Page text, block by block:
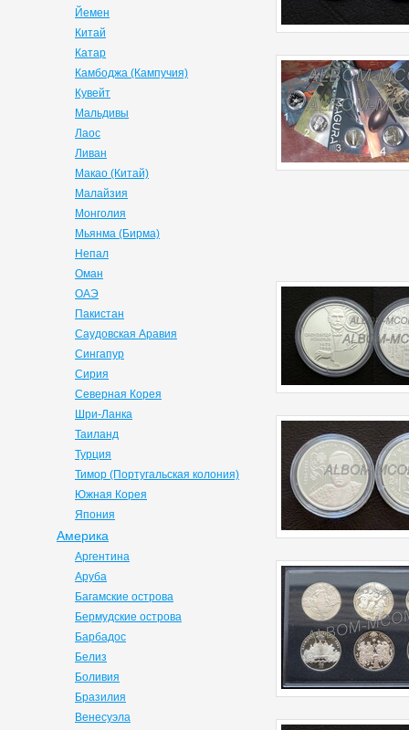
Йемен
Китай
Катар
Камбоджа (Кампучия)
Кувейт
Мальдивы
Лаос
Ливан
Макао (Китай)
Малайзия
Монголия
Мьянма (Бирма)
Непал
Оман
ОАЭ
Пакистан
Саудовская Аравия
Сингапур
Сирия
Северная Корея
Шри-Ланка
Таиланд
Турция
Тимор (Португальская колония)
Южная Корея
Япония
Америка
Аргентина
Аруба
Багамские острова
Бермудские острова
Барбадос
Белиз
Боливия
Бразилия
Венесуэла